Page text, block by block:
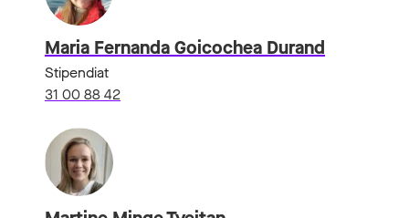
Maria Fernanda Goicochea Durand
Stipendiat
31 00 88 42